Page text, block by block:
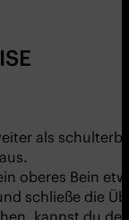
als
oberes Bein
schließe die
kannst du